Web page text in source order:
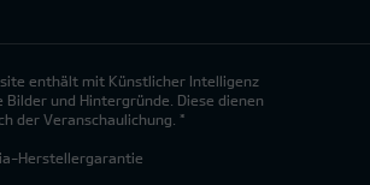
enthält mit Künstlicher Intelligenz
Bilder und Hintergründe. Diese dienen
der Veranschaulichung. *
Herstellergarantie